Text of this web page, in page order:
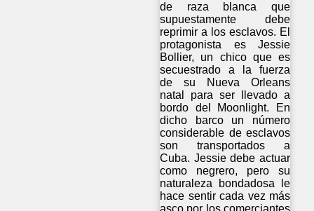
de raza blanca que
supuestamente debe
reprimir a los esclavos. El
protagonista es Jessie
Bollier, un chico que es
secuestrado a la fuerza
de su Nueva Orleans
natal para ser llevado a
bordo del Moonlight. En
dicho barco un número
considerable de esclavos
son transportados a
Cuba. Jessie debe actuar
como negrero, pero su
naturaleza bondadosa le
hace sentir cada vez más
asco por los comerciantes